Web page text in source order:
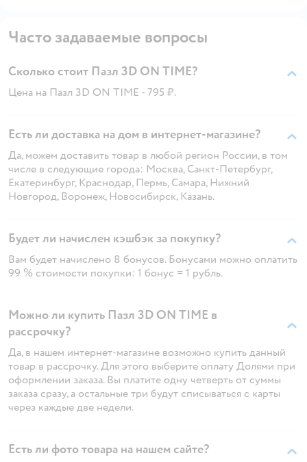
Часто задаваемые вопросы
Сколько стоит Пазл 3D ON TIME?
Цена на Пазл 3D ON TIME - 795 ₽.
Есть ли доставка на дом в интернет-магазине?
Да, можем доставить товар в любой регион России, в том
числе в следующие города: Москва, Санкт-Петербург,
Екатеринбург, Краснодар, Пермь, Самара, Нижний
Новгород, Воронеж, Новосибирск, Казань.
Будет ли начислен кэшбэк за покупку?
Вам будет начислено 8 бонусов. Бонусами можно оплатить
99 % стоимости покупки: 1 бонус = 1 рубль.
Можно ли купить Пазл 3D ON TIME в
рассрочку?
Да, в нашем интернет-магазине возможно купить данный
товар в рассрочку. Для этого выберите оплату Долями при
оформлении заказа. Вы платите одну четверть от суммы
заказа сразу, а остальные три будут списываться с карты
через каждые две недели.
Есть ли фото товара на нашем сайте?